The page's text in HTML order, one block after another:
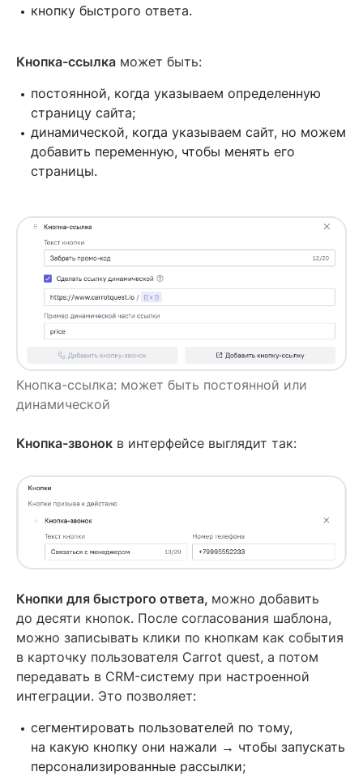
кнопку быстрого ответа.
Кнопка-ссылка может быть:
постоянной, когда указываем определенную
страницу сайта;
динамической, когда указываем сайт, но можем
добавить переменную, чтобы менять его
страницы.
Кнопка-ссылка: может быть постоянной или
динамической
Кнопка-звонок в интерфейсе выглядит так:
Кнопки для быстрого ответа, можно добавить
до десяти кнопок. После согласования шаблона,
можно записывать клики по кнопкам как события
в карточку пользователя Carrot quest, а потом
передавать в CRM-систему при настроенной
интеграции. Это позволяет:
сегментировать пользователей по тому,
на какую кнопку они нажали → чтобы запускать
персонализированные рассылки;